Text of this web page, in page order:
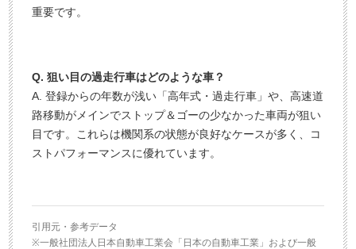
重要です。
Q. 狙い目の過走行車はどのような車？
A. 登録からの年数が浅い「高年式・過走行車」や、高速道
路移動がメインでストップ＆ゴーの少なかった車両が狙い
目です。これらは機関系の状態が良好なケースが多く、コ
ストパフォーマンスに優れています。
引用元・参考データ
※一般社団法人日本自動車工業会「日本の自動車工業」および一般